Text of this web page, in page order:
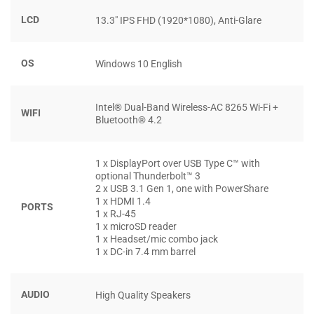
thể thoải mái làm việc với các ứng dụng công việc từ đơn
trí và làm thiết kế đồ họa trên các phần mềm 2D như
Bên cạnh đó, chiếc laptop này còn được trang bị RAM 8GB
LCD 13.3″ IPS FHD (1920*1080), Anti-Glare
OS Windows 10 English
WIFI
Intel® Dual-Band Wireless-AC 8265 Wi-Fi +
Bluetooth® 4.2
PORTS
1 x DisplayPort over USB Type C™ with
optional Thunderbolt™ 3
2 x USB 3.1 Gen 1, one with PowerShare
1 x HDMI 1.4
1 x RJ-45
1 x microSD reader
1 x Headset/mic combo jack
1 x DC-in 7.4 mm barrel
AUDIO High Quality Speakers